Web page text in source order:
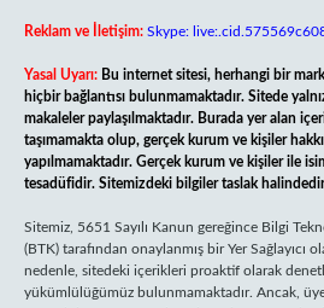
Reklam ve İletişim: Skype:
Yasal Uyarı: Bu internet sitesi, herhangi bir
hiçbir bağlantısı bulunmamaktadır. Sitede
makaleler paylaşılmaktadır. Burada yer alan
taşımamakta olup, gerçek kurum ve kişiler
yapılmamaktadır. Gerçek kurum ve kişiler ile
tesadüfidir. Sitemizdeki bilgiler taslak
Sitemiz, 5651 Sayılı Kanun gereğince Bilgi
(BTK) tarafından onaylanmış bir Yer Sağlayıcı
nedenle, sitedeki içerikleri proaktif olarak
yükümlülüğümüz bulunmamaktadır. Ancak,